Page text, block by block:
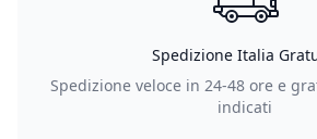
Spedizione Italia
Spedizione veloce in 24-48 ore e
indicati